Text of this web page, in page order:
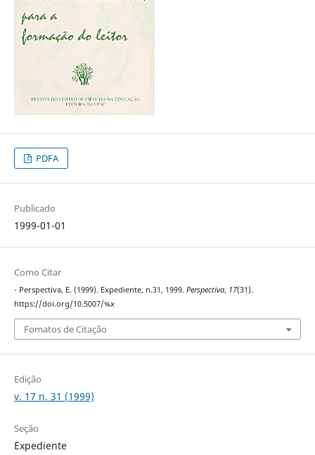
PDFA
Publicado
1999-01-01
Como Citar
- Perspectiva, E. (1999). Expediente, n.31, 1999. Perspectiva, 17(31).
https://doi.org/10.5007/%x
Fomatos de Citação
Edição
v. 17 n. 31 (1999)
Seção
Expediente